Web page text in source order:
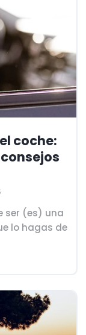
coche:
ser (es) una
lo hagas de